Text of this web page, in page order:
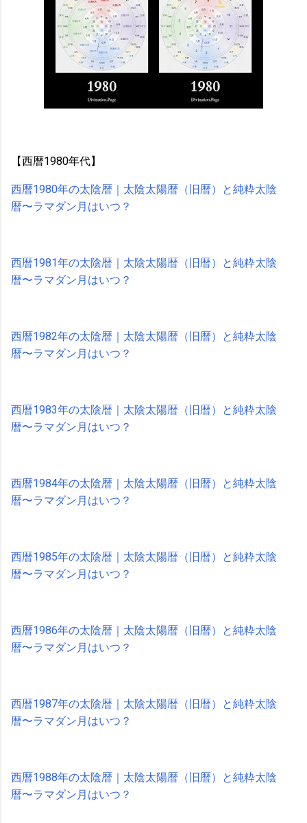
【西暦1980年代】
西暦1980年の太陰暦｜太陰太陽暦（旧暦）と純粋太陰
暦〜ラマダン月はいつ？
西暦1981年の太陰暦｜太陰太陽暦（旧暦）と純粋太陰
暦〜ラマダン月はいつ？
西暦1982年の太陰暦｜太陰太陽暦（旧暦）と純粋太陰
暦〜ラマダン月はいつ？
西暦1983年の太陰暦｜太陰太陽暦（旧暦）と純粋太陰
暦〜ラマダン月はいつ？
西暦1984年の太陰暦｜太陰太陽暦（旧暦）と純粋太陰
暦〜ラマダン月はいつ？
西暦1985年の太陰暦｜太陰太陽暦（旧暦）と純粋太陰
暦〜ラマダン月はいつ？
西暦1986年の太陰暦｜太陰太陽暦（旧暦）と純粋太陰
暦〜ラマダン月はいつ？
西暦1987年の太陰暦｜太陰太陽暦（旧暦）と純粋太陰
暦〜ラマダン月はいつ？
西暦1988年の太陰暦｜太陰太陽暦（旧暦）と純粋太陰
暦〜ラマダン月はいつ？